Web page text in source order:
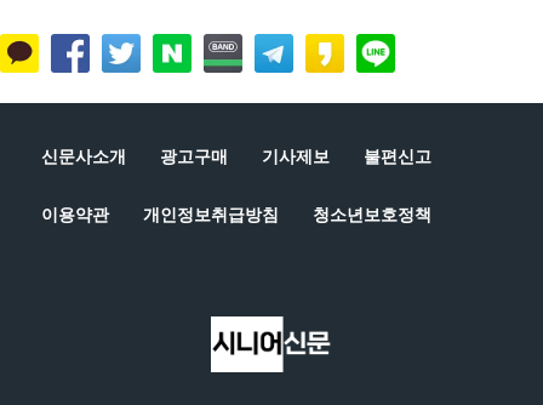
신문사소개 광고구매 기사제보 불편신고
이용약관 개인정보취급방침 청소년보호정책